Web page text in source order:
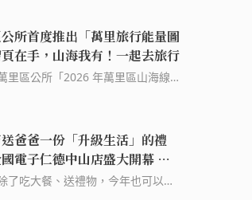
大門。臺中市立圖書館攜手
所首度推出「萬里旅行能量圖
在手，山海我有！一起去旅行
里區公所「2026 年萬里區山海線旅
大舉辦記者會，城鄉發展局周繼
旅遊局莊榮哲 2 位副局長、3 位市
在地仕紳及特色店家共襄盛舉！ (資
傳媒新聞 - WinNews) 延伸閱讀:
歡樂耶誕城十週年 「迪士尼經典
爸爸一份「升級生活」的禮
電子仁德中山店盛大開幕 家
滿千抽好禮
了吃大餐、送禮物，今年也可以替